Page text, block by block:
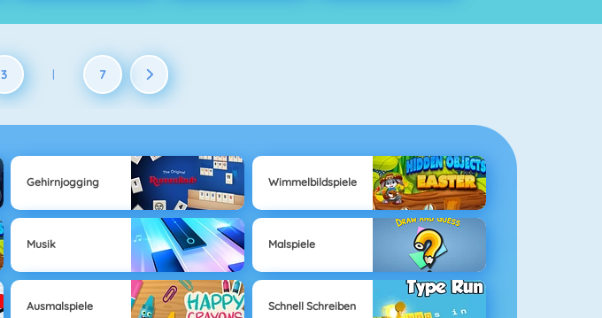
3 | 7
Gehirnjogging Wimmelbildspiele
Musik Malspiele
Ausmalspiele Schnell Schreiben